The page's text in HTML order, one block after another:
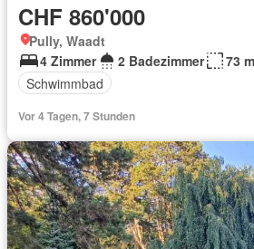
CHF 860'000
Pully, Waadt
4 Zimmer
2 Badezimmer
73
Schwimmbad
Vor 4 Tagen, 7 Stunden